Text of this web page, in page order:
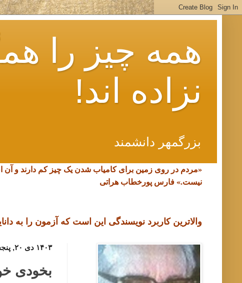
همه چیز را
نزاده اند!
بزرگمهر دانشمند
«مردم در روی زمین برای کامیاب شدن یک چیز کم دارند و
نیست.» فارس پورخطاب هراتی
والاترین کاربرد نویسندگی این است که آزمون را به
۱۴۰۳ دی ۲۰, پنجشنبه
بخودی